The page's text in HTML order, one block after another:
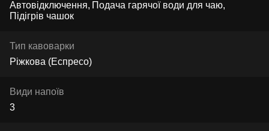
Автовідключення Подача гарячої води для чаю
Підігрів чашок
Тип кавоварки
Ріжкова (Еспресо)
Види напоїв
3